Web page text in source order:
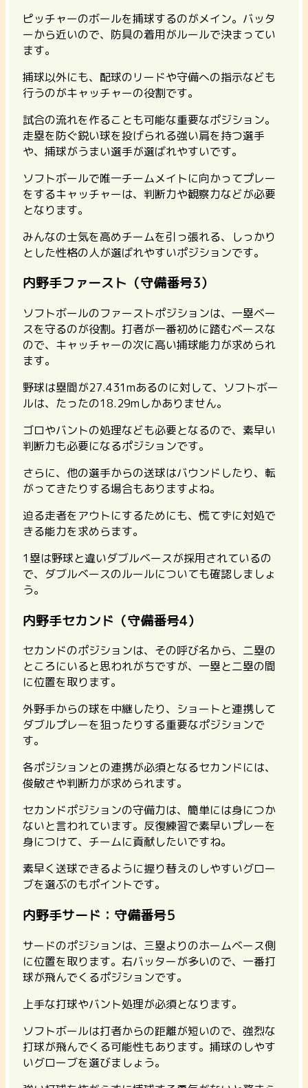
ピッチャーのボールを捕球するのがメイン。バッタ
ーから近いので、防具の着用がルールで決まってい
ます。
捕球以外にも、配球のリードや守備への指示なども
行うのがキャッチャーの役割です。
試合の流れを作ることも可能な重要なポジション。
走塁を防ぐ鋭い球を投げられる強い肩を持つ選手
や、捕球がうまい選手が選ばれやすいです。
ソフトボールで唯一チームメイトに向かってプレー
をするキャッチャーは、判断力や観察力などが必要
となります。
みんなの士気を高めチームを引っ張れる、しっかり
とした性格の人が選ばれやすいポジションです。
内野手ファースト（守備番号3）
ソフトボールのファーストポジションは、一塁ベー
スを守るのが役割。 打者が一番初めに踏むベースな
ので、キャッチャーの次に高い捕球能力が求められ
ます。
野球は塁間が27.431mあるのに対して、ソフトボー
ルは、たったの18.29mしかありません。
ゴロやバントの処理なども必要となるので、素早い
判断力も必要になるポジションです。
さらに、他の選手からの送球はバウンドしたり、転
がってきたりする場合もありますよね。
迫る走者をアウトにするためにも、慌てずに対処で
きる能力を求めらます。
1塁は野球と違いダブルベースが採用されているの
で、ダブルベースのルールについても確認しましょ
う。
内野手セカンド（守備番号4）
セカンドのポジションは、その呼び名から、二塁の
ところにいると思われがちですが、一塁と二塁の間
に位置を取ります。
外野手からの球を中継したり、ショートと連携して
ダブルプレーを狙ったりする重要なポジションで
す。
各ポジションとの連携が必須となるセカンドには、
俊敏さや判断力が求められます。
セカンドポジションの守備力は、簡単には身につか
ないと言われています。反復練習で素早いプレーを
身につけて、チームに貢献したいですね。
素早く送球できるように握り替えのしやすいグロー
ブを選ぶのもポイントです。
内野手サード：守備番号5
サードのポジションは、三塁よりのホームベース側
に位置を取ります。右バッターが多いので、一番打
球が飛んでくるポジションです。
上手な打球やバント処理が必須となります。
ソフトボールは打者からの距離が短いので、強烈な
打球が飛んでくる可能性もあります。捕球のしやす
いグローブを選びましょう。